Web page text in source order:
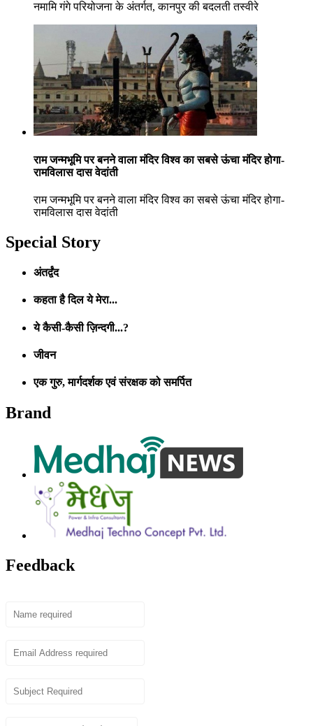
नमामि गंगे परियोजना के अंतर्गत, कानपुर की बदलती तस्वीरे
राम जन्मभूमि पर बनने वाला मंदिर विश्व का सबसे ऊंचा मंदिर होगा-
रामविलास दास वेदांती
राम जन्मभूमि पर बनने वाला मंदिर विश्व का सबसे ऊंचा मंदिर होगा-
रामविलास दास वेदांती
Special Story
अंतर्द्वंद
कहता है दिल ये मेरा...
ये कैसी-कैसी ज़िन्दगी...?
जीवन
एक गुरु, मार्गदर्शक एवं संरक्षक को समर्पित
Brand
Feedback